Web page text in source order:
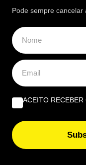
Pode sempre
ACEITO RECEBER